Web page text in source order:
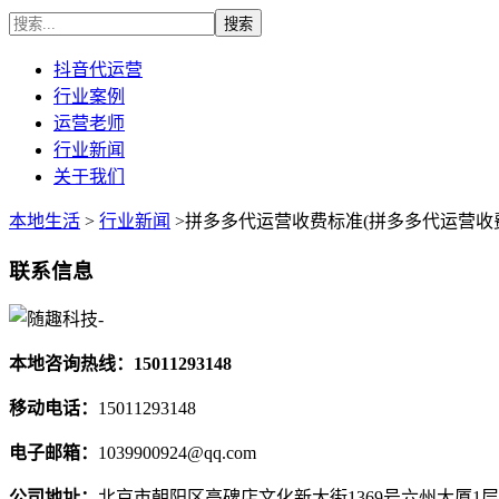
抖音代运营
行业案例
运营老师
行业新闻
关于我们
本地生活 > 行业新闻 >拼多多代运营收费标准(拼多多代运营
联系信息
本地咨询热线：15011293148
移动电话： 15011293148
电子邮箱： 1039900924@qq.com